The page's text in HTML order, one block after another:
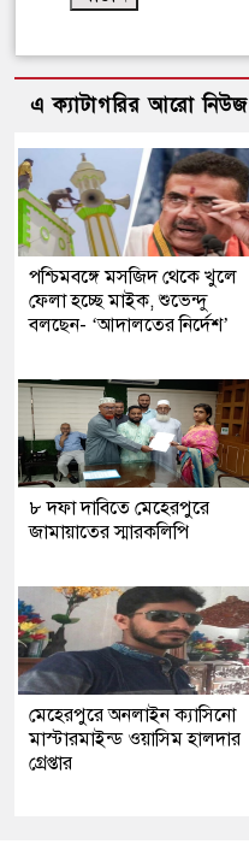
এ ক্যাটাগরির আরো নিউজ
পশ্চিমবঙ্গে মসজিদ থেকে খুলে
ফেলা হচ্ছে মাইক, শুভেন্দু
বলছেন- ‘আদালতের নির্দেশ’
৮ দফা দাবিতে মেহেরপুরে
জামায়াতের স্মারকলিপি
মেহেরপুরে অনলাইন ক্যাসিনো
মাস্টারমাইন্ড ওয়াসিম হালদার
গ্রেপ্তার